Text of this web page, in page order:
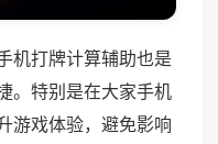
机打牌计算辅助也是
。特别是在大家手机
游戏体验，避免影响